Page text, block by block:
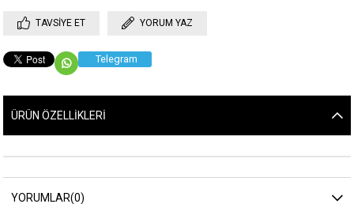
TAVSIYE ET YORUM YAZ
Telegram
ÜRÜN ÖZELLIKLERI
YORUMLAR(0)